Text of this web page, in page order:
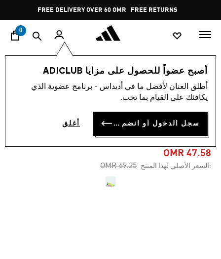
Pause
promotion
rotation
FREE DELIVERY OVER 60 OMR FREE RETURNS
0
أصبح عضواً للحصول على مزايا ADICLUB
أطلق العنان لأفضل ما في أديداس - برنامج عضوية الذي
يكافئك على القيام بما تحب.
سجل الدخول أو انضم الآن أغلق
النساء
-30%
حذاء RAPIDMOVE ADV 2
TRAINING
OMR 47.58
:السعر الأصلي لهذا المنتج Price reduced from
OMR 69.25
to